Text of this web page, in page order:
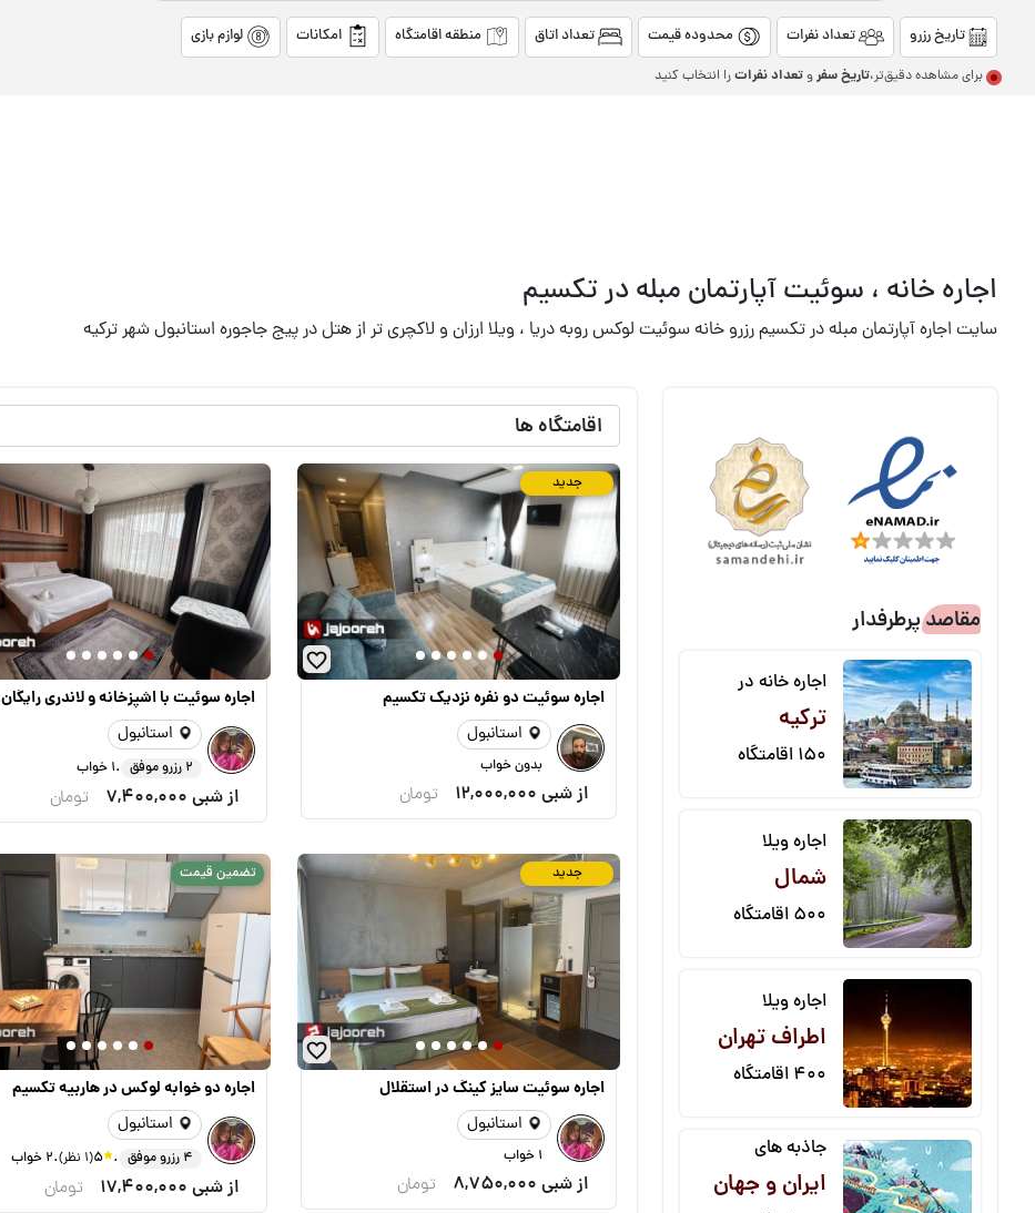
تاریخ رزرو تعداد نفرات محدوده قیمت تعداد اتاق منطقه اقامتگاه امکانات لوازم بازی
برای مشاهده دقیق‌تر،تاریخ سفروتعداد نفراترا انتخاب کنید
اجاره خانه ، سوئیت آپارتمان مبله در تکسیم
سایت اجاره آپارتمان مبله در تکسیم رزرو خانه سوئیت لوکس روبه دریا ، ویلا ارزان و لاکچری تر از هتل در پیج جاجوره استانبول شهر ترکیه
مقاصد پرطرفدار
اجاره خانه در
ترکیه
150 اقامتگاه
اجاره ویلا
شمال
500 اقامتگاه
اجاره ویلا
اطراف تهران
400 اقامتگاه
جاذبه های
ایران و جهان
اقامتگاه ها
جدید
اجاره سوئیت دو نفره نزدیک تکسیم
استانبول
بدون خواب
از شبی 12,000,000 تومان
اجاره سوئیت با اشپزخانه و لاندری رایگان
استانبول
2 رزرو موفق .1 خواب
از شبی 7,400,000 تومان
جدید
اجاره سوئیت سایز کینگ در استقلال
استانبول
1 خواب
از شبی 8,750,000 تومان
تضمین قیمت
اجاره دو خوابه لوکس در هاربیه تکسیم
استانبول
4 رزرو موفق .
5(1 نظر) .2 خواب
از شبی 17,400,000 تومان